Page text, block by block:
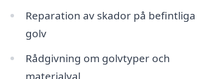
Reparation av skador på befintliga
golv
Rådgivning om golvtyper och
materialval